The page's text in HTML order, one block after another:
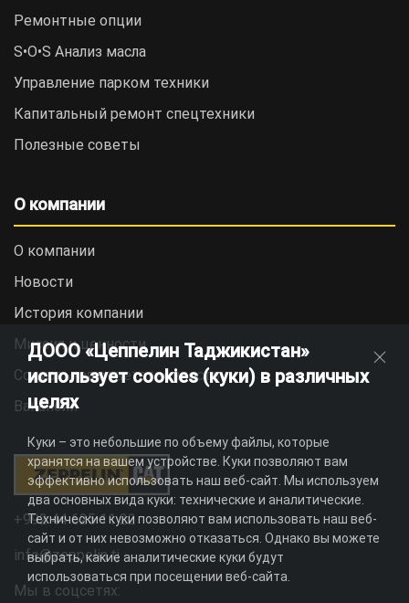
Ремонтные опции
S•O•S Анализ масла
Управление парком техники
Капитальный ремонт спецтехники
Полезные советы
О компании
О компании
Новости
История компании
Миссия и ценности
Социальная ответственность
Вакансии
+992 44 625 11 22
info@zeppelin.tj
Мы в соцсетях:
ДООО «Цеппелин Таджикистан»
использует cookies (куки) в различных
целях
Куки – это небольшие по объему файлы, которые
хранятся на вашем устройстве. Куки позволяют вам
эффективно использовать наш веб-сайт. Мы используем
два основных вида куки: технические и аналитические.
Технические куки позволяют вам использовать наш веб-
сайт и от них невозможно отказаться. Однако вы можете
выбрать, какие аналитические куки будут
использоваться при посещении веб-сайта.